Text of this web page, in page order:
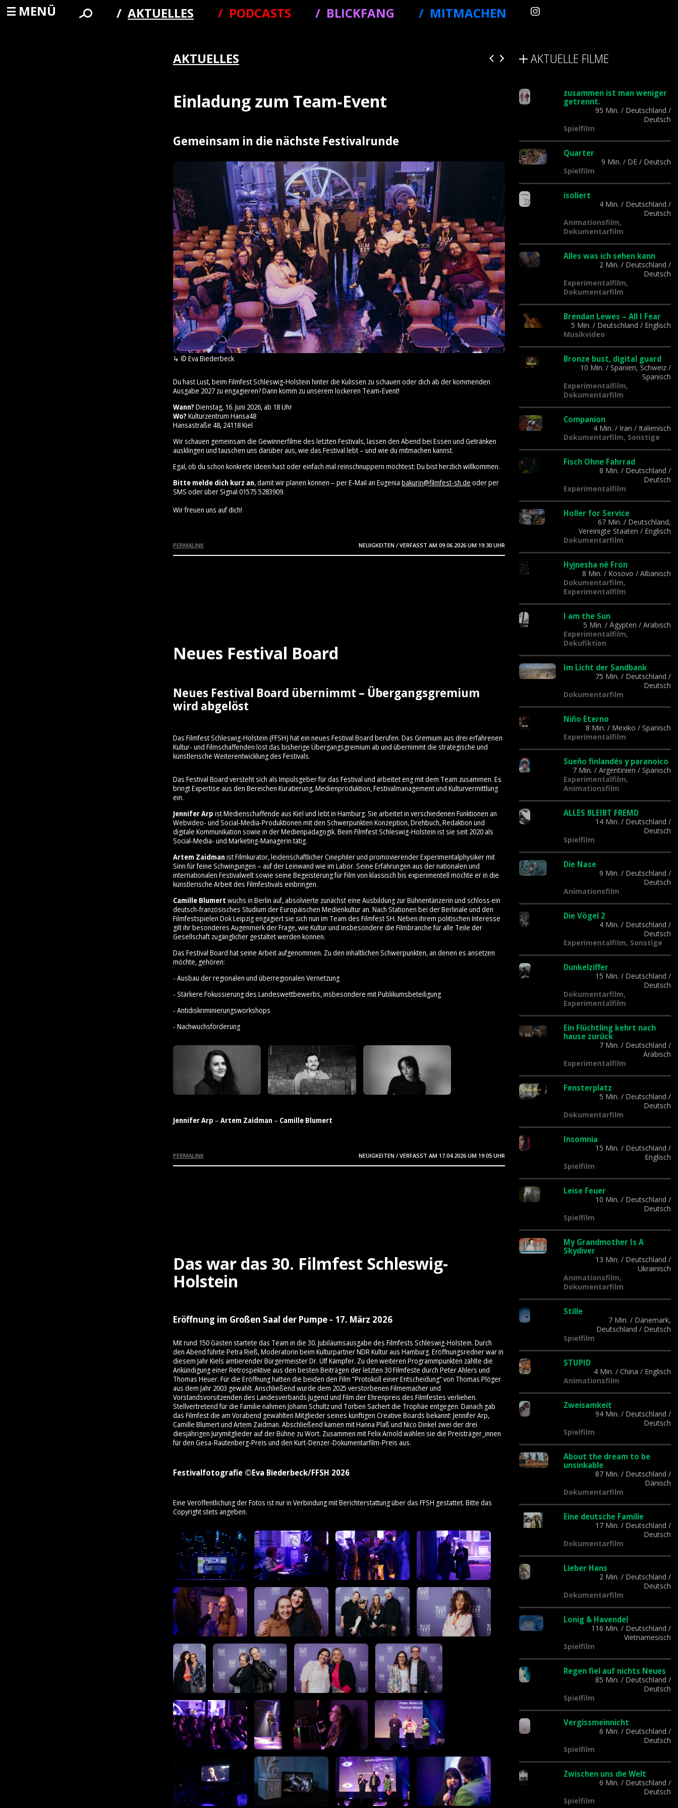
MENÜ AKTUELLES PODCASTS BLICKFANG MITMACHEN
AKTUELLES
Einladung zum Team‑Event
Gemeinsam in die nächste Festivalrunde
© Eva Biederbeck
Du hast Lust, beim Filmfest Schleswig‑Holstein hinter die Kulissen zu schauen oder dich ab der kommenden
Ausgabe 2027 zu engagieren? Dann komm zu unserem lockeren Team‑Event!
Wann? Dienstag, 16. Juni 2026, ab 18 Uhr
Wo? Kulturzentrum Hansa48
Hansastraße 48, 24118 Kiel
Wir schauen gemeinsam die Gewinnerfilme des letzten Festivals, lassen den Abend bei Essen und Getränken
ausklingen und tauschen uns darüber aus, wie das Festival lebt – und wie du mitmachen kannst.
Egal, ob du schon konkrete Ideen hast oder einfach mal reinschnuppern möchtest: Du bist herzlich willkommen.
Bitte melde dich kurz an, damit wir planen können – per E‑Mail an Eugenia bakurin@filmfest-sh.de oder per
SMS oder über Signal 01575 5283909⁩.
Wir freuen uns auf dich!
NEUIGKEITEN / VERFASST AM 09.06.2026 UM 19:30 UHR
PERMALINK
Neues Festival Board
Neues Festival Board übernimmt – Übergangsgremium
wird abgelöst
Das Filmfest Schleswig-Holstein (FFSH) hat ein neues Festival Board berufen. Das Gremium aus drei erfahrenen
Kultur- und Filmschaffenden löst das bisherige Übergangsgremium ab und übernimmt die strategische und
künstlerische Weiterentwicklung des Festivals.
Das Festival Board versteht sich als Impulsgeber für das Festival und arbeitet eng mit dem Team zusammen. Es
bringt Expertise aus den Bereichen Kuratierung, Medienproduktion, Festivalmanagement und Kulturvermittlung
ein.
Jennifer Arp ist Medienschaffende aus Kiel und lebt in Hamburg. Sie arbeitet in verschiedenen Funktionen an
Webvideo- und Social‑Media‑Produktionen mit den Schwerpunkten Konzeption, Drehbuch, Redaktion und
digitale Kommunikation sowie in der Medienpädagogik. Beim Filmfest Schleswig-Holstein ist sie seit 2020 als
Social‑Media‑ und Marketing‑Managerin tätig.
Artem Zaidman ist Filmkurator, leidenschaftlicher Cinephiler und promovierender Experimentalphysiker mit
Sinn für feine Schwingungen – auf der Leinwand wie im Labor. Seine Erfahrungen aus der nationalen und
internationalen Festivalwelt sowie seine Begeisterung für Film von klassisch bis experimentell möchte er in die
künstlerische Arbeit des Filmfestivals einbringen.
Camille Blumert wuchs in Berlin auf, absolvierte zunächst eine Ausbildung zur Bühnentänzerin und schloss ein
deutsch‑französisches Studium der Europäischen Medienkultur an. Nach Stationen bei der Berlinale und den
Filmfestspielen Dok Leipzig engagiert sie sich nun im Team des Filmfest SH. Neben ihrem politischen Interesse
gilt ihr besonderes Augenmerk der Frage, wie Kultur und insbesondere die Filmbranche für alle Teile der
Gesellschaft zugänglicher gestaltet werden können.
Das Festival Board hat seine Arbeit aufgenommen. Zu den inhaltlichen Schwerpunkten, an denen es ansetzen
möchte, gehören:
- Ausbau der regionalen und überregionalen Vernetzung
- Stärkere Fokussierung des Landeswettbewerbs, insbesondere mit Publikumsbeteiligung
- Antidiskriminierungsworkshops
- Nachwuchsförderung
Jennifer Arp – Artem Zaidman – Camille Blumert
NEUIGKEITEN / VERFASST AM 17.04.2026 UM 19:05 UHR
PERMALINK
Das war das 30. Filmfest Schleswig-
Holstein
Eröffnung im Großen Saal der Pumpe - 17. März 2026
Mit rund 150 Gästen startete das Team in die 30. Jubiläumsausgabe des Filmfests Schleswig-Holstein. Durch
den Abend führte Petra Rieß, Moderatorin beim Kulturpartner NDR Kultur aus Hamburg. Eröffnungsredner war in
diesem Jahr Kiels amtierender Bürgermeister Dr. Ulf Kämpfer. Zu den weiteren Programmpunkten zählte die
Ankündigung einer Retrospektive aus den besten Beiträgen der letzten 30 Filmfeste durch Peter Ahlers und
Thomas Heuer. Für die Eröffnung hatten die beiden den Film "Protokoll einer Entscheidung" von Thomas Plöger
aus dem Jahr 2003 gewählt. Anschließend wurde dem 2025 verstorbenen Filmemacher und
Vorstandsvorsitzenden des Landesverbands Jugend und Film der Ehrenpreis des Filmfestes verliehen.
Stellvertretend für die Familie nahmen Johann Schultz und Torben Sachert die Trophäe entgegen. Danach gab
das Filmfest die am Vorabend gewählten Mitglieder seines künftigen Creative Boards bekannt: Jennifer Arp,
Camille Blumert und Artem Zaidman. Abschließend kamen mit Hanna Plaß und Nico Dinkel zwei der drei
diesjährigen Jurymitglieder auf der Bühne zu Wort. Zusammen mit Felix Arnold wählen sie die Preisträger_innen
für den Gesa-Rautenberg-Preis und den Kurt-Denzer-Dokumentarfilm-Preis aus.
Festivalfotografie ©Eva Biederbeck/FFSH 2026
Eine Veröffentlichung der Fotos ist nur in Verbindung mit Berichterstattung über das FFSH gestattet. Bitte das
Copyright stets angeben.
AKTUELLE FILME
zusammen ist man weniger
getrennt.
95 Min. / Deutschland /
Deutsch
Spielfilm
Quarter
9 Min. / DE / Deutsch
Spielfilm
isoliert
4 Min. / Deutschland /
Deutsch
Animationsfilm,
Dokumentarfilm
Alles was ich sehen kann
2 Min. / Deutschland /
Deutsch
Experimentalfilm,
Dokumentarfilm
Brendan Lewes – All I Fear
5 Min. / Deutschland / Englisch
Musikvideo
Bronze bust, digital guard
10 Min. / Spanien, Schweiz /
Spanisch
Experimentalfilm,
Dokumentarfilm
Companion
4 Min. / Iran / Italienisch
Dokumentarfilm, Sonstige
Fisch Ohne Fahrrad
8 Min. / Deutschland /
Deutsch
Experimentalfilm
Holler for Service
67 Min. / Deutschland,
Vereinigte Staaten / Englisch
Dokumentarfilm
Hyjnesha në Fron
8 Min. / Kosovo / Albanisch
Dokumentarfilm,
Experimentalfilm
I am the Sun
5 Min. / Ägypten / Arabisch
Experimentalfilm,
Dokufiktion
Im Licht der Sandbank
75 Min. / Deutschland /
Deutsch
Dokumentarfilm
Niño Eterno
8 Min. / Mexiko / Spanisch
Experimentalfilm
Sueño finlandés y paranoico
7 Min. / Argentinien / Spanisch
Experimentalfilm,
Animationsfilm
ALLES BLEIBT FREMD
14 Min. / Deutschland /
Deutsch
Spielfilm
Die Nase
9 Min. / Deutschland /
Deutsch
Animationsfilm
Die Vögel 2
4 Min. / Deutschland /
Deutsch
Experimentalfilm, Sonstige
Dunkelziffer
15 Min. / Deutschland /
Deutsch
Dokumentarfilm,
Experimentalfilm
Ein Flüchtling kehrt nach
hause zurück
7 Min. / Deutschland /
Arabisch
Experimentalfilm
Fensterplatz
5 Min. / Deutschland /
Deutsch
Dokumentarfilm
Insomnia
15 Min. / Deutschland /
Englisch
Spielfilm
Leise Feuer
10 Min. / Deutschland /
Deutsch
Spielfilm
My Grandmother Is A
Skydiver
13 Min. / Deutschland /
Ukrainisch
Animationsfilm,
Dokumentarfilm
Stille
7 Min. / Dänemark,
Deutschland / Deutsch
Spielfilm
STUPID
4 Min. / China / Englisch
Animationsfilm
Zweisamkeit
94 Min. / Deutschland /
Deutsch
Spielfilm
About the dream to be
unsinkable
87 Min. / Deutschland /
Dänisch
Dokumentarfilm
Eine deutsche Familie
17 Min. / Deutschland /
Deutsch
Dokumentarfilm
Lieber Hans
2 Min. / Deutschland /
Deutsch
Dokumentarfilm
Lonig & Havendel
116 Min. / Deutschland /
Vietnamesisch
Spielfilm
Regen fiel auf nichts Neues
85 Min. / Deutschland /
Deutsch
Spielfilm
Vergissmeinnicht
6 Min. / Deutschland /
Deutsch
Spielfilm
Zwischen uns die Welt
6 Min. / Deutschland /
Deutsch
Spielfilm